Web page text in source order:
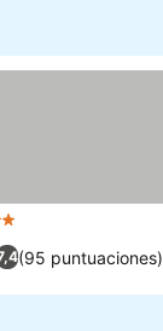
(95 puntuaciones)